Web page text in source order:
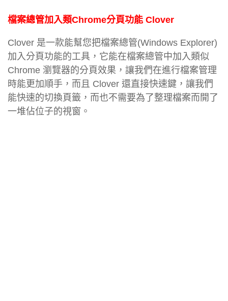
檔案總管加入類Chrome分頁功能 Clover
Clover 是一款能幫您把檔案總管(Windows Explorer)
加入分頁功能的工具，它能在檔案總管中加入類似
Chrome 瀏覽器的分頁效果，讓我們在進行檔案管理
時能更加順手，而且 Clover 還直接快速鍵，讓我們
能快速的切換頁籤，而也不需要為了整理檔案而開了
一堆佔位子的視窗。